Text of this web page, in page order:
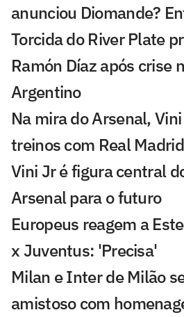
anunciou Diomande?
Torcida do River Plate
Ramón Díaz após crise
Argentino
Na mira do Arsenal,
treinos com Real Madrid
Vini Jr é figura central
Arsenal para o futuro
Europeus reagem a
x Juventus: 'Precisa'
Milan e Inter de Milão
amistoso com